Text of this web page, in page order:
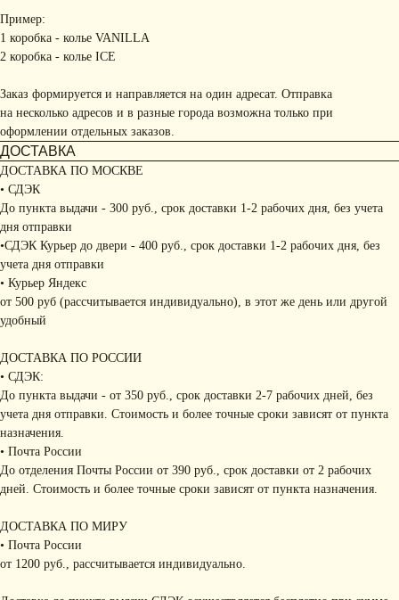
Пример:
1 коробка - колье VANILLA
2 коробка - колье ICE
Заказ формируется и направляется на один адресат. Отправка
на несколько адресов и в разные города возможна только при
оформлении отдельных заказов.
ДОСТАВКА
ДОСТАВКА ПО МОСКВЕ
• СДЭК
До пункта выдачи - 300 руб., срок доставки 1-2 рабочих дня, без учета
дня отправки
•СДЭК Курьер до двери - 400 руб., срок доставки 1-2 рабочих дня, без
учета дня отправки
• Курьер Яндекс
от 500 руб (рассчитывается индивидуально), в этот же день или другой
удобный
ДОСТАВКА ПО РОССИИ
• СДЭК:
До пункта выдачи - от 350 руб., срок доставки 2-7 рабочих дней, без
учета дня отправки. Стоимость и более точные сроки зависят от пункта
назначения.
• Почта России
До отделения Почты России от 390 руб., срок доставки от 2 рабочих
дней. Стоимость и более точные сроки зависят от пункта назначения.
ДОСТАВКА ПО МИРУ
• Почта России
от 1200 руб., рассчитывается индивидуально.